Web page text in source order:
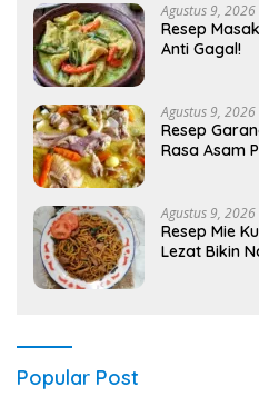
Agustus 9, 2026
Resep
Anti Gagal!
Agustus 9, 2026
Resep
Rasa Asam
Agustus 9, 2026
Resep Mie
Lezat Bikin
Popular Post